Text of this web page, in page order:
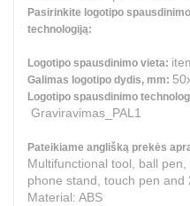
Pasirinkite logotipo
technologiją:
Logotipo spausdinimo vieta:
Galimas logotipo dydis, mm:
Logotipo spausdinimo
Graviravimas_PAL1
Pateikiame anglišką prekės
Multifunctional tool, ball
phone stand, touch pen and
Material: ABS